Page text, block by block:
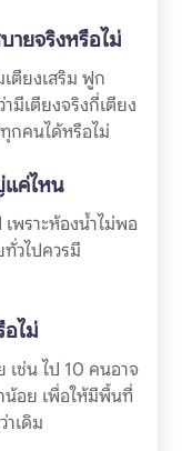
ายจริงหรือไม่
ตียงเสริม ฟูก
มีเตียงจริงกี่เตียง
กคนได้หรือไม่
ค่ไหน
พราะห้องน้ำไม่พอ
วไปควรมี
ไม่
เช่น ไป 10 คนอาจ
น้อย เพื่อให้มีพื้นที่
เดิม